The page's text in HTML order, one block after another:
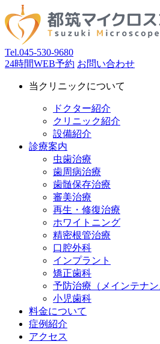
Tel.045-530-9680
24時間WEB予約 お問い合わせ
当クリニックについて
ドクター紹介
クリニック紹介
設備紹介
診療案内
虫歯治療
歯周病治療
歯髄保存治療
審美治療
再生・修復治療
ホワイトニング
精密根管治療
口腔外科
インプラント
矯正歯科
予防治療（メインテナン
小児歯科
料金について
症例紹介
アクセス